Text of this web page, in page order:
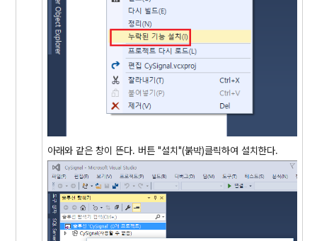
아래와 같은 창이 뜬다. 버튼 "설치"(붉박)클릭하여 설치한다.